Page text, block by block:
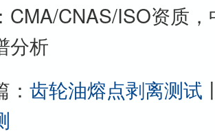
CMA/CNAS/ISO资质
分析
：齿轮油熔点剥离测试